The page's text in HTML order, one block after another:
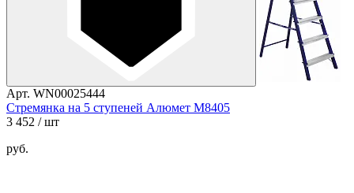
Арт. WN00025444
Стремянка на 5 ступеней Алюмет М8405
3 452 / шт
руб.